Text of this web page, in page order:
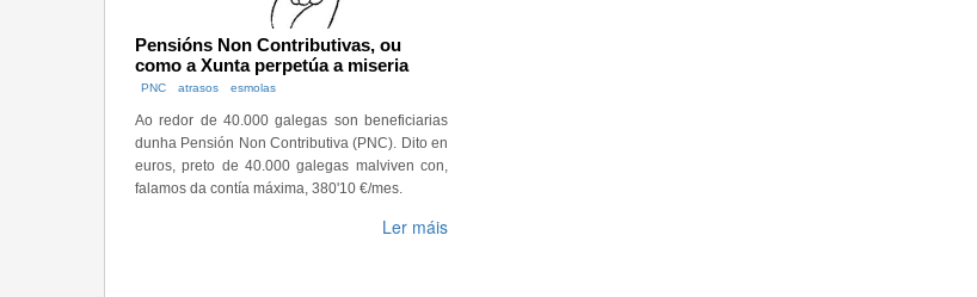
Pensións Non Contributivas, ou
como a Xunta perpetúa a miseria
PNC atrasos esmolas
Ao redor de 40.000 galegas son beneficiarias
dunha Pensión Non Contributiva (PNC). Dito en
euros, preto de 40.000 galegas malviven con,
falamos da contía máxima, 380'10 €/mes.
Ler máis